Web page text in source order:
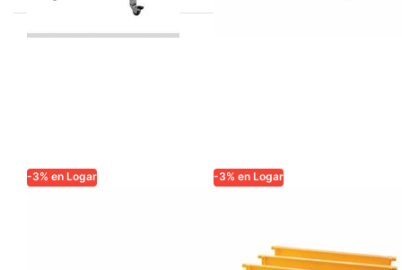
-3% en Logar -3% en Logar
para cuadros y